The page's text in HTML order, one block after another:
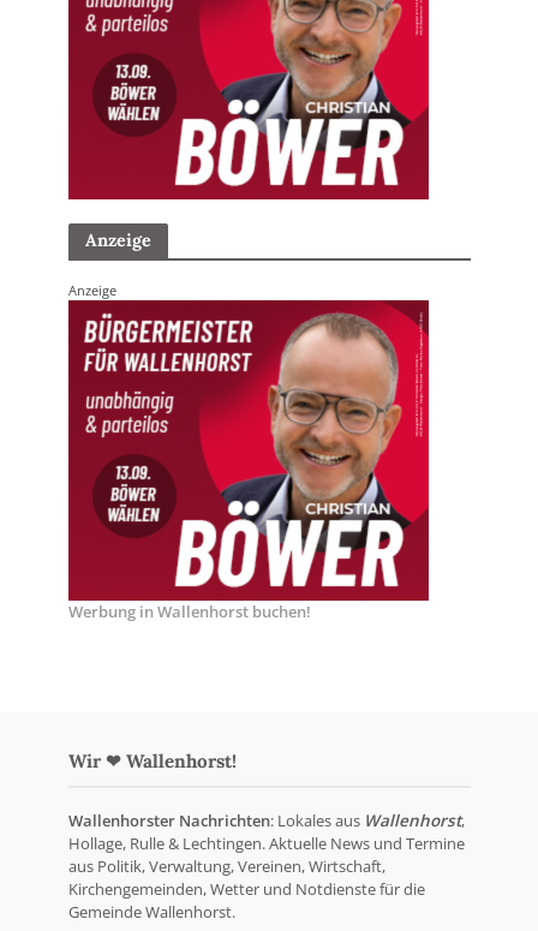
Anzeige
Anzeige
Werbung in Wallenhorst buchen!
Wir ❤ Wallenhorst!
Wallenhorster Nachrichten: Lokales aus Wallenhorst,
Hollage, Rulle & Lechtingen. Aktuelle News und Termine
aus Politik, Verwaltung, Vereinen, Wirtschaft,
Kirchengemeinden, Wetter und Notdienste für die
Gemeinde Wallenhorst.